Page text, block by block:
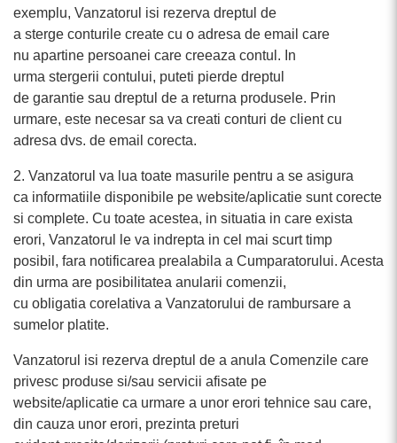
exemplu, Vanzatorul isi rezerva dreptul de
a sterge conturile create cu o adresa de email care
nu apartine persoanei care creeaza contul. In
urma stergerii contului, puteti pierde dreptul
de garantie sau dreptul de a returna produsele. Prin
urmare, este necesar sa va creati conturi de client cu
adresa dvs. de email corecta.
2. Vanzatorul va lua toate masurile pentru a se asigura
ca informatiile disponibile pe website/aplicatie sunt corecte
si complete. Cu toate acestea, in situatia in care exista
erori, Vanzatorul le va indrepta in cel mai scurt timp
posibil, fara notificarea prealabila a Cumparatorului. Acesta
din urma are posibilitatea anularii comenzii,
cu obligatia corelativa a Vanzatorului de rambursare a
sumelor platite.
Vanzatorul isi rezerva dreptul de a anula Comenzile care
privesc produse si/sau servicii afisate pe
website/aplicatie ca urmare a unor erori tehnice sau care,
din cauza unor erori, prezinta preturi